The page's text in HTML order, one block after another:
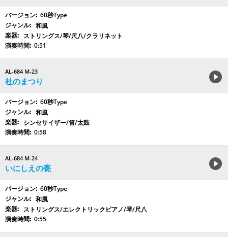
60秒Type
和風
ストリングス/琴/尺八/クラリネット
0:51
AL-684 M-23
杜のまつり
60秒Type
和風
シンセサイザー/笛/太鼓
0:58
AL-684 M-24
いにしえの甍
60秒Type
和風
ストリングス/エレクトリックピアノ/琴/尺八
0:55